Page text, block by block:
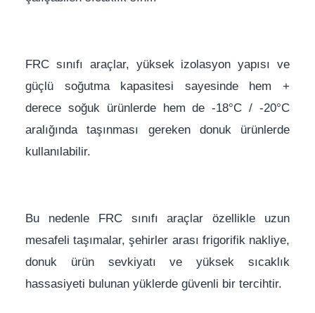
FRC sınıfı araçlar, yüksek izolasyon yapısı ve
güçlü soğutma kapasitesi sayesinde hem +
derece soğuk ürünlerde hem de -18°C / -20°C
aralığında taşınması gereken donuk ürünlerde
kullanılabilir.
Bu nedenle FRC sınıfı araçlar özellikle uzun
mesafeli taşımalar, şehirler arası frigorifik nakliye,
donuk ürün sevkiyatı ve yüksek sıcaklık
hassasiyeti bulunan yüklerde güvenli bir tercihtir.